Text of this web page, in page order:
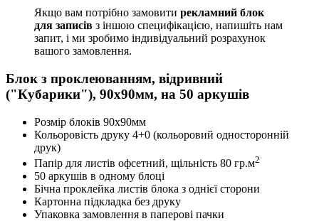
Якщо вам потрібно замовити рекламний блок
для записів з іншою специфікацією, напишіть нам
запит, і ми зробимо індивідуальний розрахунок
вашого замовлення.
Блок з проклеюванням, відривний
("Кубарики"), 90х90мм, на 50 аркушів
Розмір блоків 90х90мм
Кольоровість друку 4+0 (кольоровий односторонній
друк)
Папір для листів офсетний, щільність 80 гр.м2
50 аркушів в одному блоці
Бічна проклейка листів блока з однієї сторони
Картонна підкладка без друку
Упаковка замовлення в паперові пачки